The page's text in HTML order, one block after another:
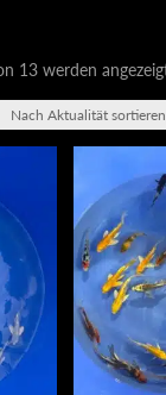
13 werden